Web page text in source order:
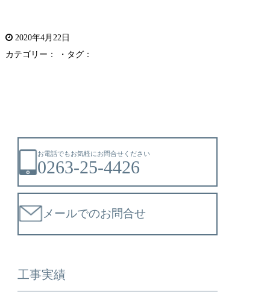
2020年4月22日
カテゴリー： ・タグ：
お電話でもお気軽にお問合せください
0263-25-4426
メールでのお問合せ
工事実績